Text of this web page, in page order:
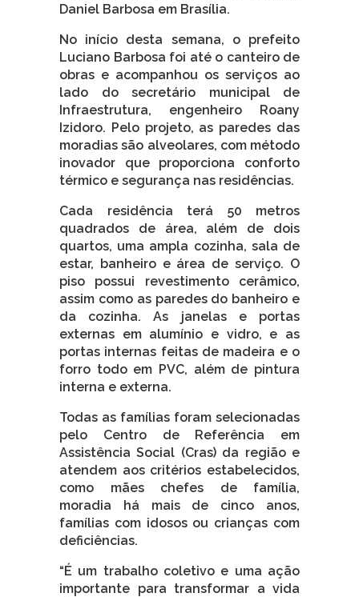
Daniel Barbosa em Brasília.
No início desta semana, o prefeito
Luciano Barbosa foi até o canteiro de
obras e acompanhou os serviços ao
lado do secretário municipal de
Infraestrutura, engenheiro Roany
Izidoro. Pelo projeto, as paredes das
moradias são alveolares, com método
inovador que proporciona conforto
térmico e segurança nas residências.
Cada residência terá 50 metros
quadrados de área, além de dois
quartos, uma ampla cozinha, sala de
estar, banheiro e área de serviço. O
piso possui revestimento cerâmico,
assim como as paredes do banheiro e
da cozinha. As janelas e portas
externas em alumínio e vidro, e as
portas internas feitas de madeira e o
forro todo em PVC, além de pintura
interna e externa.
Todas as famílias foram selecionadas
pelo Centro de Referência em
Assistência Social (Cras) da região e
atendem aos critérios estabelecidos,
como mães chefes de família,
moradia há mais de cinco anos,
famílias com idosos ou crianças com
deficiências.
“É um trabalho coletivo e uma ação
importante para transformar a vida